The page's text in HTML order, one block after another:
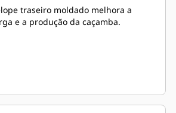
traseiro moldado melhora a
e a produção da caçamba.